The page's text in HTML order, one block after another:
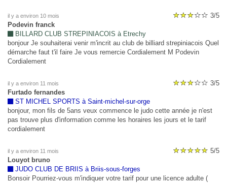
il y a environ 10 mois
3/5
Podevin franck
BILLARD CLUB STREPINIACOIS à Etrechy
bonjour Je souhaiterai venir m'incrit au club de billiard strepiniacois Quel
démarche faut t'il faire Je vous remercie Cordialement M Podevin
Cordialement
il y a environ 11 mois
3/5
Furtado fernandes
ST MICHEL SPORTS à Saint-michel-sur-orge
bonjour, mon fils de 5ans veux commence le judo cette année je n'est
pas trouve plus d'information comme les horaires les jours et le tarif
cordialement
il y a environ 11 mois
5/5
Louyot bruno
JUDO CLUB DE BRIIS à Briis-sous-forges
Bonsoir Pourriez-vous m'indiquer votre tarif pour une licence adulte (